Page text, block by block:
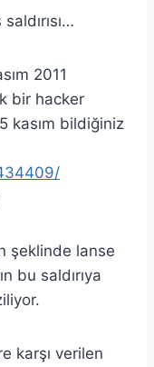
2011
bir hacker
kasım bildiğiniz
şeklinde lanse
bu saldırıya
karşı verilen